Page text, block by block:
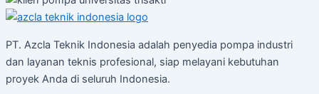
PT. Azcla Teknik Indonesia adalah penyedia pompa industri
dan layanan teknis profesional, siap melayani kebutuhan
proyek Anda di seluruh Indonesia.